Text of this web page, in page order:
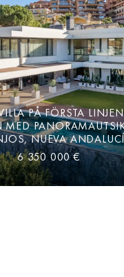
PÅ FÖRSTA
MED
NUEVA
6 350 000 €